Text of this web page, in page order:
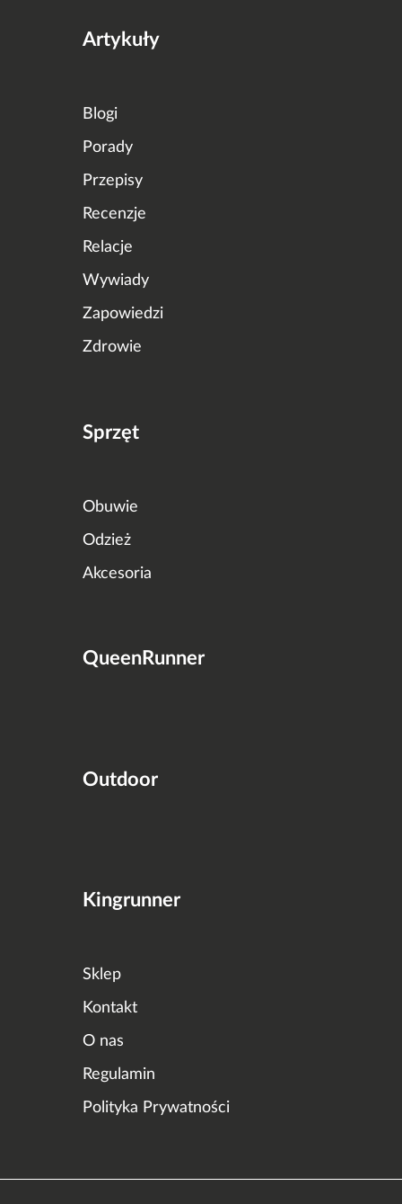
Artykuły
Blogi
Porady
Przepisy
Recenzje
Relacje
Wywiady
Zapowiedzi
Zdrowie
Sprzęt
Obuwie
Odzież
Akcesoria
QueenRunner
Outdoor
Kingrunner
Sklep
Kontakt
O nas
Regulamin
Polityka Prywatności